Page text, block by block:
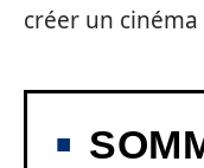
créer un